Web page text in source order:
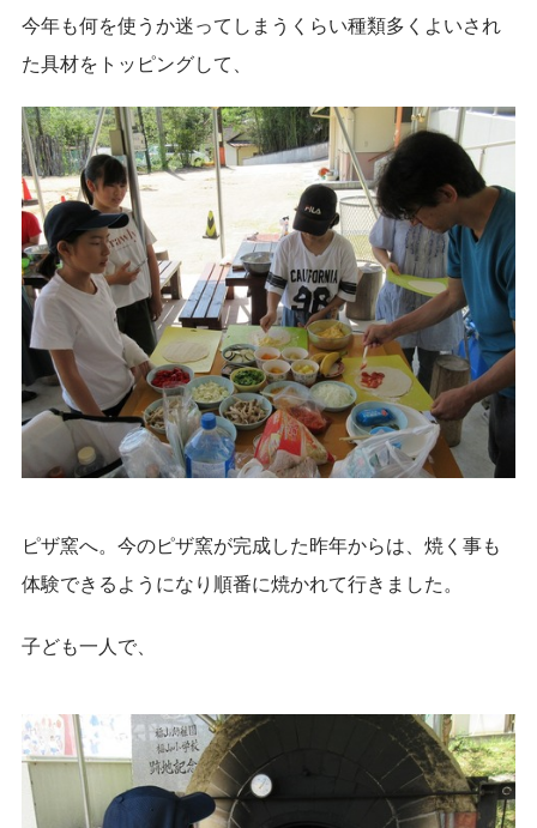
今年も何を使うか迷ってしまうくらい種類多くよいされ
た具材をトッピングして、
ピザ窯へ。今のピザ窯が完成した昨年からは、焼く事も
体験できるようになり順番に焼かれて行きました。
子ども一人で、